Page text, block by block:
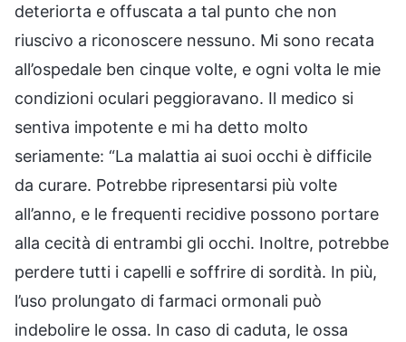
deteriorta e offuscata a tal punto che non
riuscivo a riconoscere nessuno. Mi sono recata
all’ospedale ben cinque volte, e ogni volta le mie
condizioni oculari peggioravano. Il medico si
sentiva impotente e mi ha detto molto
seriamente: “La malattia ai suoi occhi è difficile
da curare. Potrebbe ripresentarsi più volte
all’anno, e le frequenti recidive possono portare
alla cecità di entrambi gli occhi. Inoltre, potrebbe
perdere tutti i capelli e soffrire di sordità. In più,
l’uso prolungato di farmaci ormonali può
indebolire le ossa. In caso di caduta, le ossa